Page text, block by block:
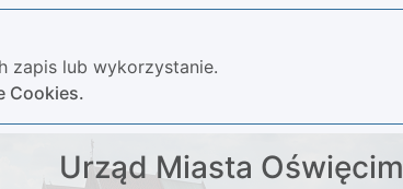
zapis lub wykorzystanie.
Cookies.
Urząd Miasta Oświęcim